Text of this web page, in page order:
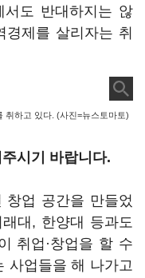
서도 반대하지는 않
제를 살리자는 취
취하고 있다. (사진=뉴스토마토)
시기 바랍니다.
창업 공간을 만들었
대, 한양대 등과도
취업·창업을 할 수
사업들을 해 나가고